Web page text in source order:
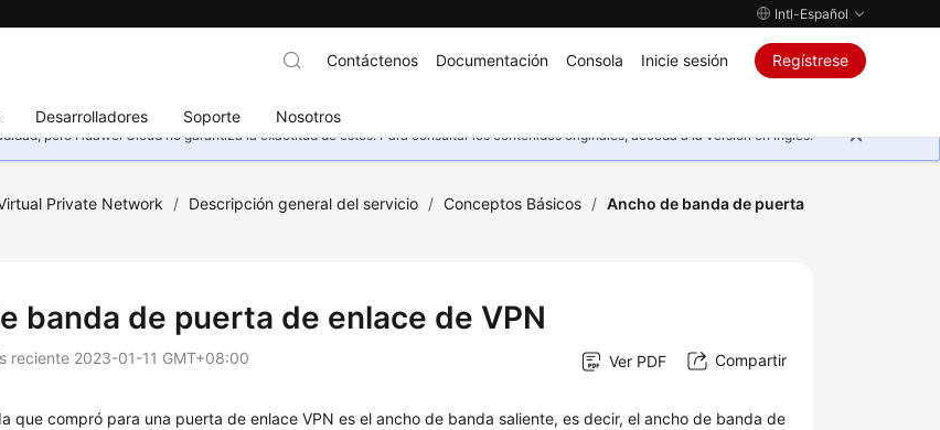
Intl-Español
Desarrolladores Soporte Nosotros
Contáctenos Documentación Consola Inicie sesión Regístrese
pero Huawei Cloud no garantiza la exactitud de estos. Para consultar los contenidos originales, acceda a la versión en inglés.
Private Network / Descripción general del servicio / Conceptos Básicos / Ancho de banda de puerta
banda de puerta de enlace de VPN
reciente 2023-01-11 GMT+08:00 Ver PDF Compartir
que compró para una puerta de enlace VPN es el ancho de banda saliente, es decir, el ancho de banda de